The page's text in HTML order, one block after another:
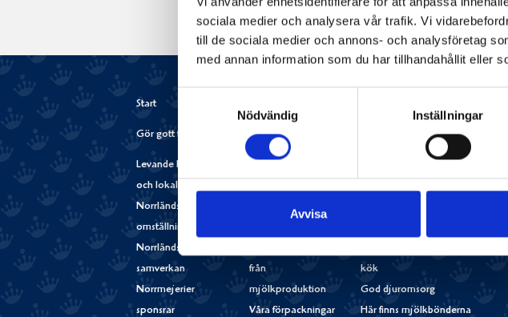
sociala medier och analysera vår trafik. Vi
till de sociala medier och annons- och analysföretag
med annan information som du har tillhandahållit eller
Nödvändig
Inställningar
Avvisa
Start
Gör gott för Norrland
Levande landsbygd
och lokalsamhälle
Norrländsk
omställning
Norrländsk
samverkan
Norrmejerier
sponsrar
Gör gott för Planeten
mejeriet och
från
mjölkproduktion
Våra förpackningar
Norrländska mjölkbönder
kök
God djuromsorg
Här finns mjölkbönderna